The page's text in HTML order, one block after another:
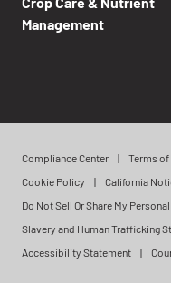
Management
Compliance Center Terms of
Cookie Policy
California
Do Not Sell Or Share My
Slavery and Human Trafficking
Accessibility Statement